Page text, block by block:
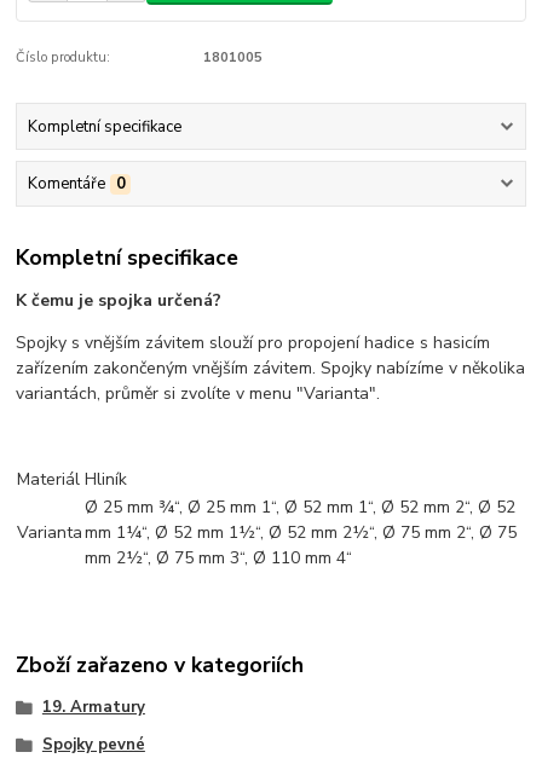
Číslo produktu: 1801005
Kompletní specifikace
Komentáře 0
Kompletní specifikace
K čemu je spojka určená?
Spojky s vnějším závitem slouží pro propojení hadice s hasicím
zařízením zakončeným vnějším závitem. Spojky nabízíme v několika
variantách, průměr si zvolíte v menu "Varianta".
Materiál Hliník
Varianta
Ø 25 mm ¾“, Ø 25 mm 1“, Ø 52 mm 1“, Ø 52 mm 2“, Ø 52
mm 1¼“, Ø 52 mm 1½“, Ø 52 mm 2½“, Ø 75 mm 2“, Ø 75
mm 2½“, Ø 75 mm 3“, Ø 110 mm 4“
Zboží zařazeno v kategoriích
19. Armatury
Spojky pevné